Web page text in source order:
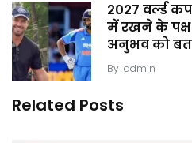
2027 वर्ल्ड
में रखने के पक्ष
अनुभव को
By admin
Related Posts